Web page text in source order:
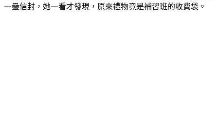
一疊信封，她一看才發現，原來禮物竟是補習班的收費袋。